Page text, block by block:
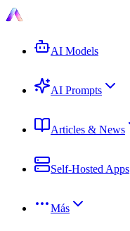
AI Models
AI Prompts
Articles & News
Self-Hosted Apps
Más